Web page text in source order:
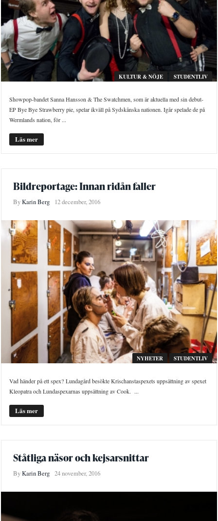
KULTUR & NÖJE STUDENTLIV
Showpop-bandet Sanna Hansson & The Swatchmen, som är aktuella med sin debut-
EP Bye Bye Strawberry pie, spelar ikväll på Sydskånska nationen. Igår spelade de på
Wermlands nation, för ...
Läs mer
Bildreportage: Innan ridån faller
ByKarin Berg 12 december, 2016
NYHETER STUDENTLIV
Vad händer på ett spex? Lundagård besökte Krischanstaspexets uppsättning av spexet
Kleopatra och Lundaspexarnas uppsättning av Cook. ...
Läs mer
Ståtliga näsor och kejsarsnittar
ByKarin Berg 24 november, 2016